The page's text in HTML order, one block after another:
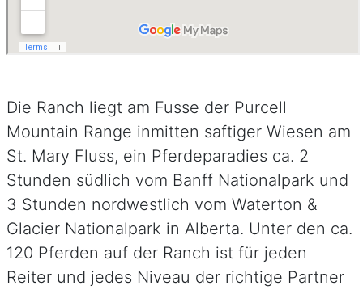
Die Ranch liegt am Fusse der Purcell
Mountain Range inmitten saftiger Wiesen am
St. Mary Fluss, ein Pferdeparadies ca. 2
Stunden südlich vom Banff Nationalpark und
3 Stunden nordwestlich vom Waterton &
Glacier Nationalpark in Alberta. Unter den ca.
120 Pferden auf der Ranch ist für jeden
Reiter und jedes Niveau der richtige Partner